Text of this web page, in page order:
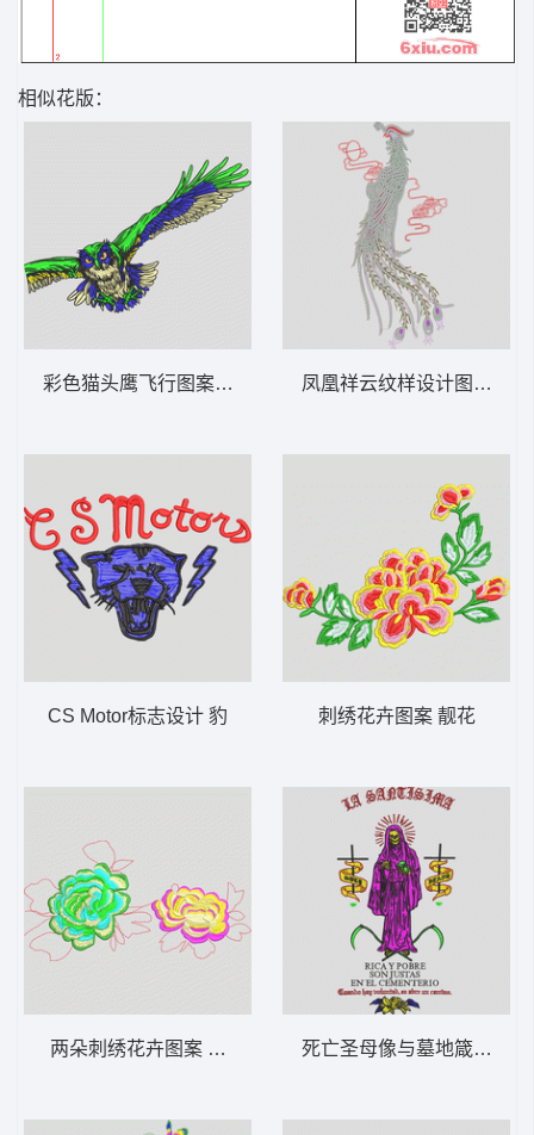
相似花版：
彩色猫头鹰飞行图案 鹰
CS Motor标志设计 豹
两朵刺绣花卉图案 靓花
凤凰祥云纹样设计图 凤凰
刺绣花卉图案 靓花
死亡圣母像与墓地箴言 骷髅